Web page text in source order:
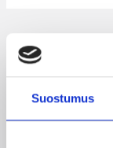
Suostumus
Katso myös